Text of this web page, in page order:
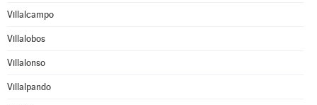
Villalcampo
Villalobos
Villalonso
Villalpando